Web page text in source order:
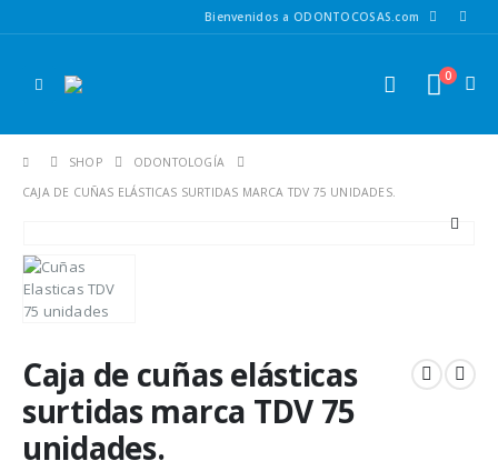
Bienvenidos a ODONTOCOSAS.com
0
SHOP
ODONTOLOGÍA
CAJA DE CUÑAS ELÁSTICAS SURTIDAS MARCA TDV 75 UNIDADES.
Caja de cuñas elásticas
surtidas marca TDV 75
unidades.